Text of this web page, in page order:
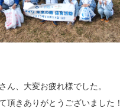
ん、大変お疲れ様でした。
頂きありがとうございました！